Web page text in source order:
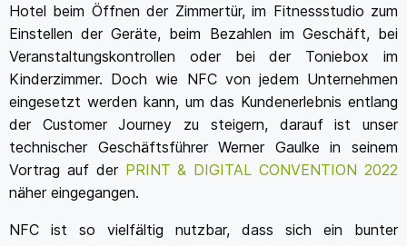
Hotel beim Öffnen der Zimmertür, im Fitnessstudio zum
Einstellen der Geräte, beim Bezahlen im Geschäft, bei
Veranstaltungskontrollen oder bei der Toniebox im
Kinderzimmer. Doch wie NFC von jedem Unternehmen
eingesetzt werden kann, um das Kundenerlebnis entlang
der Customer Journey zu steigern, darauf ist unser
technischer Geschäftsführer Werner Gaulke in seinem
Vortrag auf der PRINT & DIGITAL CONVENTION 2022
näher eingegangen.
NFC ist so vielfältig nutzbar, dass sich ein bunter